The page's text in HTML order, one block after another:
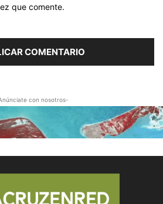
que comente.
con nosotros-